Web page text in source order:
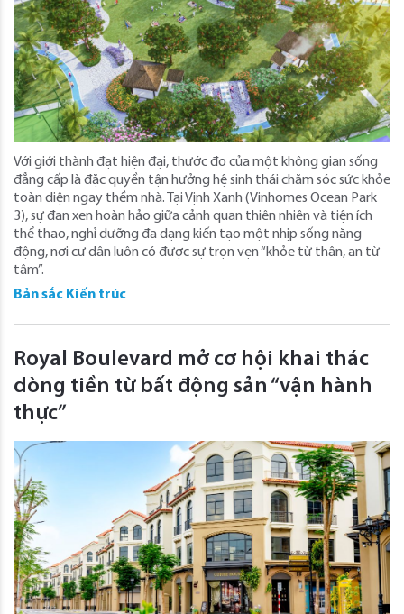
Với giới thành đạt hiện đại, thước đo của một không gian sống
đẳng cấp là đặc quyền tận hưởng hệ sinh thái chăm sóc sức khỏe
toàn diện ngay thềm nhà. Tại Vịnh Xanh (Vinhomes Ocean Park
3), sự đan xen hoàn hảo giữa cảnh quan thiên nhiên và tiện ích
thể thao, nghỉ dưỡng đa dạng kiến tạo một nhịp sống năng
động, nơi cư dân luôn có được sự trọn vẹn “khỏe từ thân, an từ
tâm”.
Bản sắc Kiến trúc
Royal Boulevard mở cơ hội khai thác
dòng tiền từ bất động sản “vận hành
thực”